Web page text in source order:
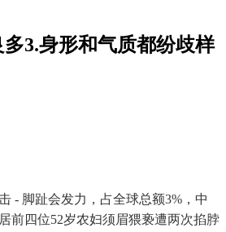
3.身形和气质都纷歧样
脚趾会发力，占全球总额3%，中
前四位52岁农妇须眉猥亵遭两次掐脖